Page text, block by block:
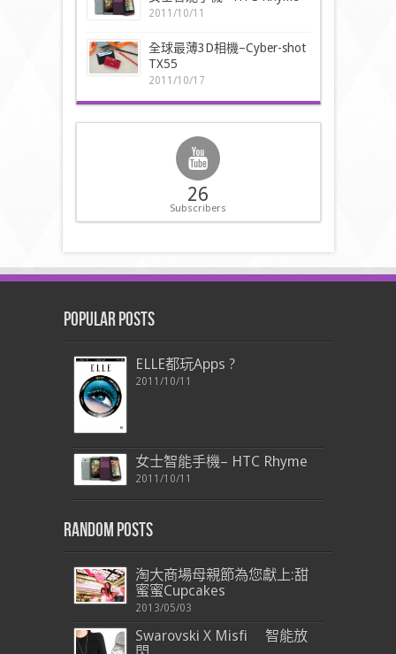
2011/10/11
全球最薄3D相機–Cyber-shot
TX55
2011/10/17
26
Subscribers
Popular Posts
ELLE都玩Apps ?
2011/10/11
女士智能手機– HTC Rhyme
2011/10/11
Random Posts
淘大商場母親節為您獻上:甜
蜜蜜Cupcakes
2013/05/03
Swarovski X Misfi 智能放